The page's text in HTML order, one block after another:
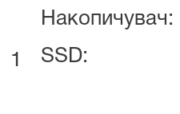
1
Накопичувач:
SSD: